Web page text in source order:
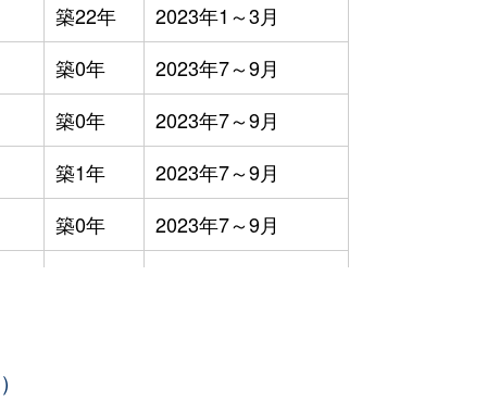
築22年
2023年1～3月
築0年
2023年7～9月
築0年
2023年7～9月
築1年
2023年7～9月
築0年
2023年7～9月